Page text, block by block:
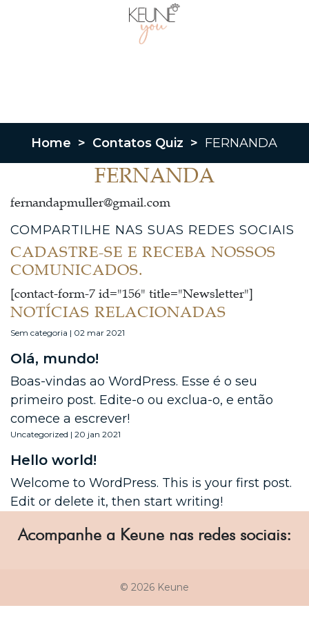
Home > Contatos Quiz > FERNANDA
FERNANDA
fernandapmuller@gmail.com
COMPARTILHE NAS SUAS REDES SOCIAIS
CADASTRE-SE E RECEBA NOSSOS
COMUNICADOS.
[contact-form-7 id="156" title="Newsletter"]
NOTÍCIAS RELACIONADAS
Sem categoria | 02 mar 2021
Olá, mundo!
Boas-vindas ao WordPress. Esse é o seu
primeiro post. Edite-o ou exclua-o, e então
comece a escrever!
Uncategorized | 20 jan 2021
Hello world!
Welcome to WordPress. This is your first post.
Edit or delete it, then start writing!
Acompanhe a Keune nas redes sociais:
© 2026 Keune